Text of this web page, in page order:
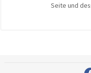
Seite und